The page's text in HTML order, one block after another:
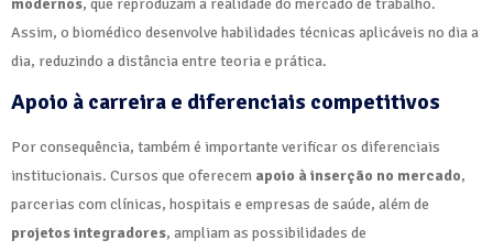
modernos, que reproduzam a realidade do mercado de trabalho.
Assim, o biomédico desenvolve habilidades técnicas aplicáveis no dia a
dia, reduzindo a distância entre teoria e prática.
Apoio à carreira e diferenciais competitivos
Por consequência, também é importante verificar os diferenciais
institucionais. Cursos que oferecem apoio à inserção no mercado,
parcerias com clínicas, hospitais e empresas de saúde, além de
projetos integradores, ampliam as possibilidades de